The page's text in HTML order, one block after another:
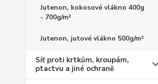
Jutenon, kokosové vlákno 400g
- 700g/m²
Jutenon, jutové vlákno 500g/m²
Síť proti krtkům, kroupám,
ptactvu a jiné ochraně